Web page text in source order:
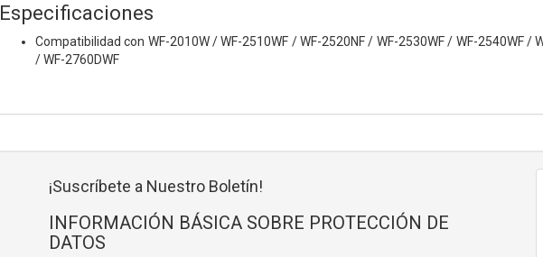
Especificaciones
Compatibilidad con WF-2010W / WF-2510WF / WF-2520NF / WF-2530WF / WF-2540WF /
/ WF-2760DWF
¡Suscríbete a Nuestro Boletín!
INFORMACIÓN BÁSICA SOBRE PROTECCIÓN DE
DATOS